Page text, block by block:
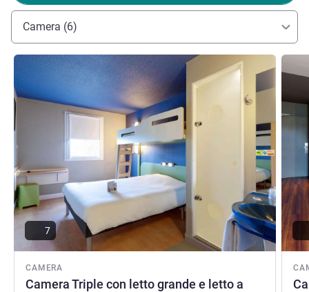
Camera (6)
CAMERA
Camera Triple con letto grande e letto a
Visualizza dettagli
7